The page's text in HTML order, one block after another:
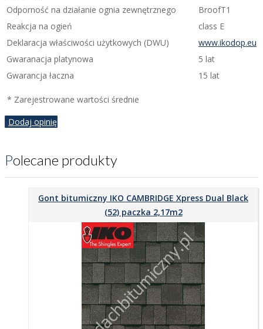
Odporność na działanie ognia zewnętrznego
BroofT1
Reakcja na ogień
class E
Deklaracja właściwości użytkowych (DWU)
www.ikodop.eu
Gwaranacja platynowa
5 lat
Gwarancja łaczna
15 lat
* Zarejestrowane wartości średnie
Dodaj opinię
Polecane produkty
Gont bitumiczny IKO CAMBRIDGE Xpress Dual Black
(52) paczka 2,17m2